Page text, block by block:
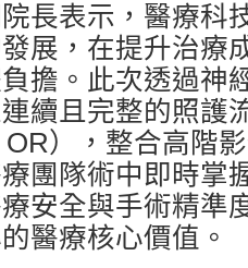
長表示，醫療科
展，在提升治療
擔。此次透過神
續且完整的照護
），整合高階
團隊術中即時掌
安全與手術精準
醫療核心價值。